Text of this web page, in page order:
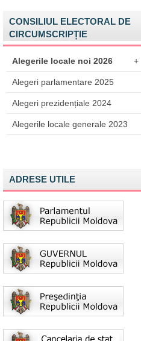
CONSILIUL ELECTORAL DE
CIRCUMSCRIPȚIE
Alegerile locale noi 2026 +
Alegeri parlamentare 2025
Alegeri prezidențiale 2024
Alegerile locale generale 2023
ADRESE UTILE